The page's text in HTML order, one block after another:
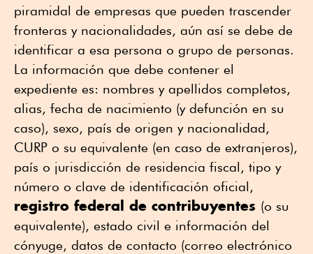
piramidal de empresas que pueden trascender
fronteras y nacionalidades, aún así se debe de
identificar a esa persona o grupo de personas.
La información que debe contener el
expediente es: nombres y apellidos completos,
alias, fecha de nacimiento (y defunción en su
caso), sexo, país de origen y nacionalidad,
CURP o su equivalente (en caso de extranjeros),
país o jurisdicción de residencia fiscal, tipo y
número o clave de identificación oficial,
registro federal de contribuyentes (o su
equivalente), estado civil e información del
cónyuge, datos de contacto (correo electrónico